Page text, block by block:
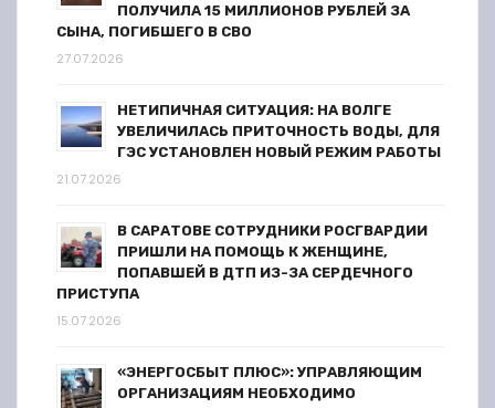
ПОЛУЧИЛА 15 МИЛЛИОНОВ РУБЛЕЙ ЗА
СЫНА, ПОГИБШЕГО В СВО
27.07.2026
НЕТИПИЧНАЯ СИТУАЦИЯ: НА ВОЛГЕ
УВЕЛИЧИЛАСЬ ПРИТОЧНОСТЬ ВОДЫ, ДЛЯ
ГЭС УСТАНОВЛЕН НОВЫЙ РЕЖИМ РАБОТЫ
21.07.2026
В САРАТОВЕ СОТРУДНИКИ РОСГВАРДИИ
ПРИШЛИ НА ПОМОЩЬ К ЖЕНЩИНЕ,
ПОПАВШЕЙ В ДТП ИЗ-ЗА СЕРДЕЧНОГО
ПРИСТУПА
15.07.2026
«ЭНЕРГОСБЫТ ПЛЮС»: УПРАВЛЯЮЩИМ
ОРГАНИЗАЦИЯМ НЕОБХОДИМО